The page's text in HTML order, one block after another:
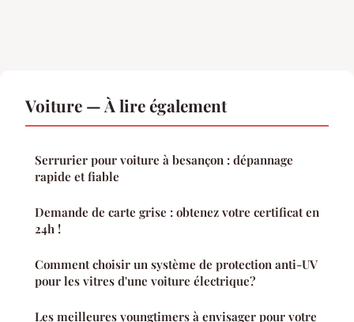
Voiture — À lire également
Serrurier pour voiture à besançon : dépannage
rapide et fiable
Demande de carte grise : obtenez votre certificat en
24h !
Comment choisir un système de protection anti-UV
pour les vitres d'une voiture électrique?
Les meilleures youngtimers à envisager pour votre